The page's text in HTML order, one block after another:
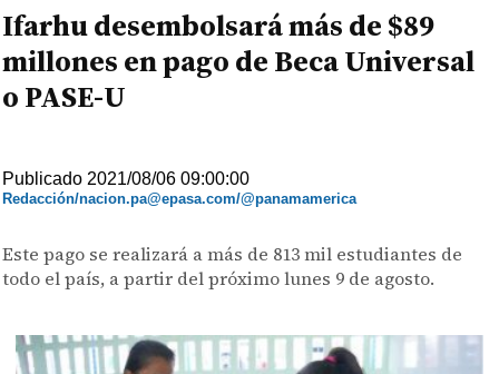
Ifarhu desembolsará más de $89
millones en pago de Beca Universal
o PASE-U
Publicado 2021/08/06 09:00:00
Redacción/nacion.pa@epasa.com/@panamamerica
Este pago se realizará a más de 813 mil estudiantes de
todo el país, a partir del próximo lunes 9 de agosto.